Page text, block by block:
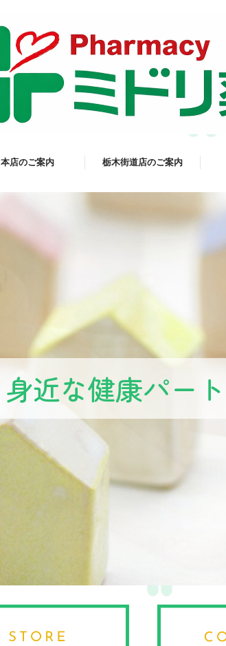
本店のご案内 栃木街道店のご案内
身近な健康パー